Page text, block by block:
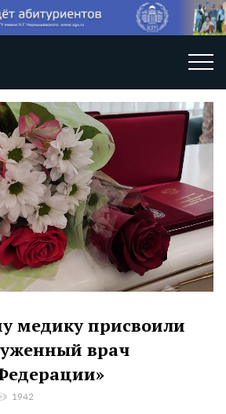
медику присвоили
врач
1942